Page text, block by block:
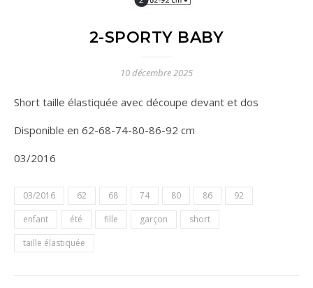
2-SPORTY BABY
10 décembre 2025
Short taille élastiquée avec découpe devant et dos
Disponible en 62-68-74-80-86-92 cm
03/2016
03/2016 62 68 74 80 86
92
enfant
été fille garçon
short
taille élastiquée